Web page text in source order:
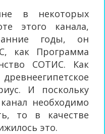
в некоторых
этого канала,
годы, он
как Программа
СОТИС. Как
И поскольку
необходимо
то в качестве
это.